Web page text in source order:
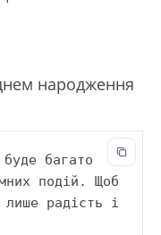
народження
багато
подій. Щоб
радість і